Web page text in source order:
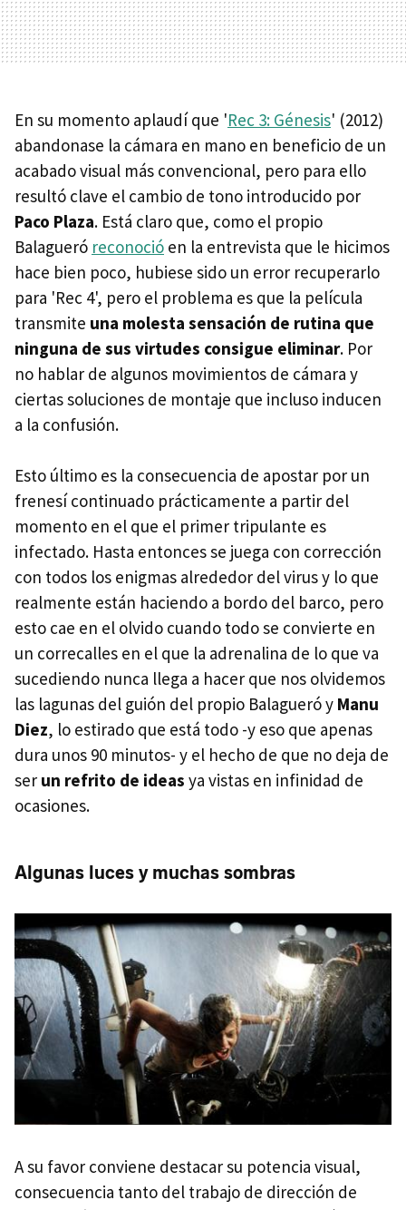
En su momento aplaudí que 'Rec 3: Génesis' (2012)
abandonase la cámara en mano en beneficio de un
acabado visual más convencional, pero para ello
resultó clave el cambio de tono introducido por
Paco Plaza. Está claro que, como el propio
Balagueró reconoció en la entrevista que le hicimos
hace bien poco, hubiese sido un error recuperarlo
para 'Rec 4', pero el problema es que la película
transmite una molesta sensación de rutina que
ninguna de sus virtudes consigue eliminar. Por
no hablar de algunos movimientos de cámara y
ciertas soluciones de montaje que incluso inducen
a la confusión.
Esto último es la consecuencia de apostar por un
frenesí continuado prácticamente a partir del
momento en el que el primer tripulante es
infectado. Hasta entonces se juega con corrección
con todos los enigmas alrededor del virus y lo que
realmente están haciendo a bordo del barco, pero
esto cae en el olvido cuando todo se convierte en
un correcalles en el que la adrenalina de lo que va
sucediendo nunca llega a hacer que nos olvidemos
las lagunas del guión del propio Balagueró y Manu
Diez, lo estirado que está todo -y eso que apenas
dura unos 90 minutos- y el hecho de que no deja de
ser un refrito de ideas ya vistas en infinidad de
ocasiones.
Algunas luces y muchas sombras
A su favor conviene destacar su potencia visual,
consecuencia tanto del trabajo de dirección de